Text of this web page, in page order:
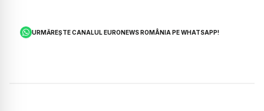
URMĂREȘTE CANALUL EURONEWS ROMÂNIA PE WHATSAPP!